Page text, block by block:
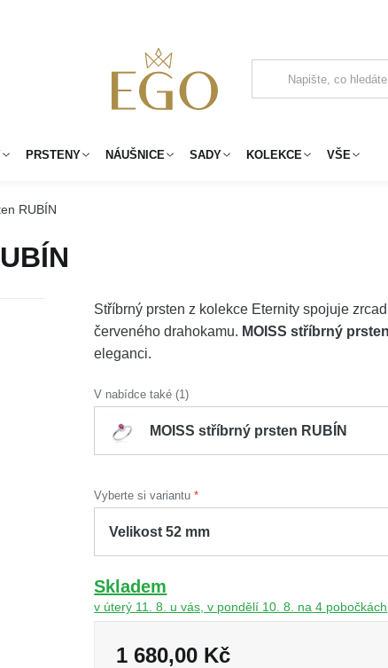
PRSTENY NÁUŠNICE SADY KOLEKCE VŠE
RUBÍN
Stříbrný prsten z kolekce Eternity spojuje
červeného drahokamu. MOISS stříbrný
eleganci.
V nabídce také (1)
MOISS stříbrný prsten RUBÍN
Vyberte si variantu
Skladem
v úterý 11. 8. u vás, v pondělí 10. 8. na 4 pobočkách
1 680,00 Kč